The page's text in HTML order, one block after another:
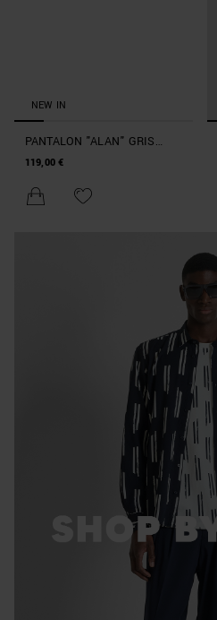
NEW IN
PANTALON "ALAN" GRIS
CHINÉ CLAIR RELAXED FIT
VISCOSE ET LAINE
119,00 €